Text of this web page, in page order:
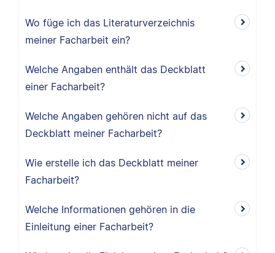
Wo füge ich das Literaturverzeichnis
meiner Facharbeit ein?
Welche Angaben enthält das Deckblatt
einer Facharbeit?
Welche Angaben gehören nicht auf das
Deckblatt meiner Facharbeit?
Wie erstelle ich das Deckblatt meiner
Facharbeit?
Welche Informationen gehören in die
Einleitung einer Facharbeit?